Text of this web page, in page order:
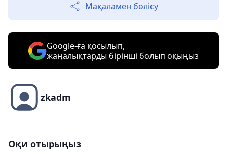
Мақаламен бөлісу
Google-ға қосылып,
жаңалықтарды бірінші болып оқыңыз
zkadm
Оқи отырыңыз